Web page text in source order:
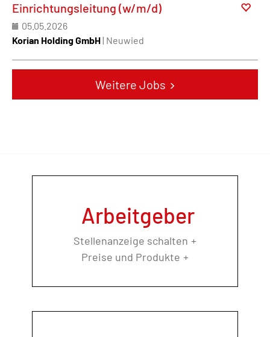
Einrichtungsleitung (w/m/d)
05.05.2026
Korian Holding GmbH| Neuwied
Weitere Jobs
Arbeitgeber
Stellenanzeige schalten
Preise und Produkte